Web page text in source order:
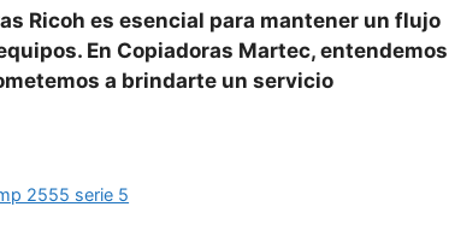
Ricoh es esencial para mantener un flujo
En Copiadoras Martec, entendemos
a brindarte un servicio
2555 serie 5